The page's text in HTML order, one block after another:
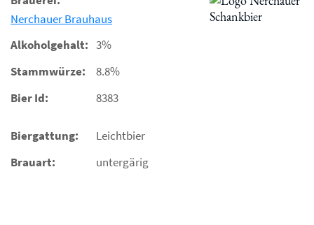
Nerchauer Brauhaus
Alkoholgehalt: 3%
Stammwürze:
8.8%
Bier Id:
8383
Biergattung:
Leichtbier
Brauart:
untergärig